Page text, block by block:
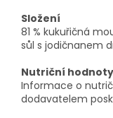
Složení
81 % kukuřičná
sůl s jodičnanem
Nutriční hodnoty
Informace o
dodavatelem